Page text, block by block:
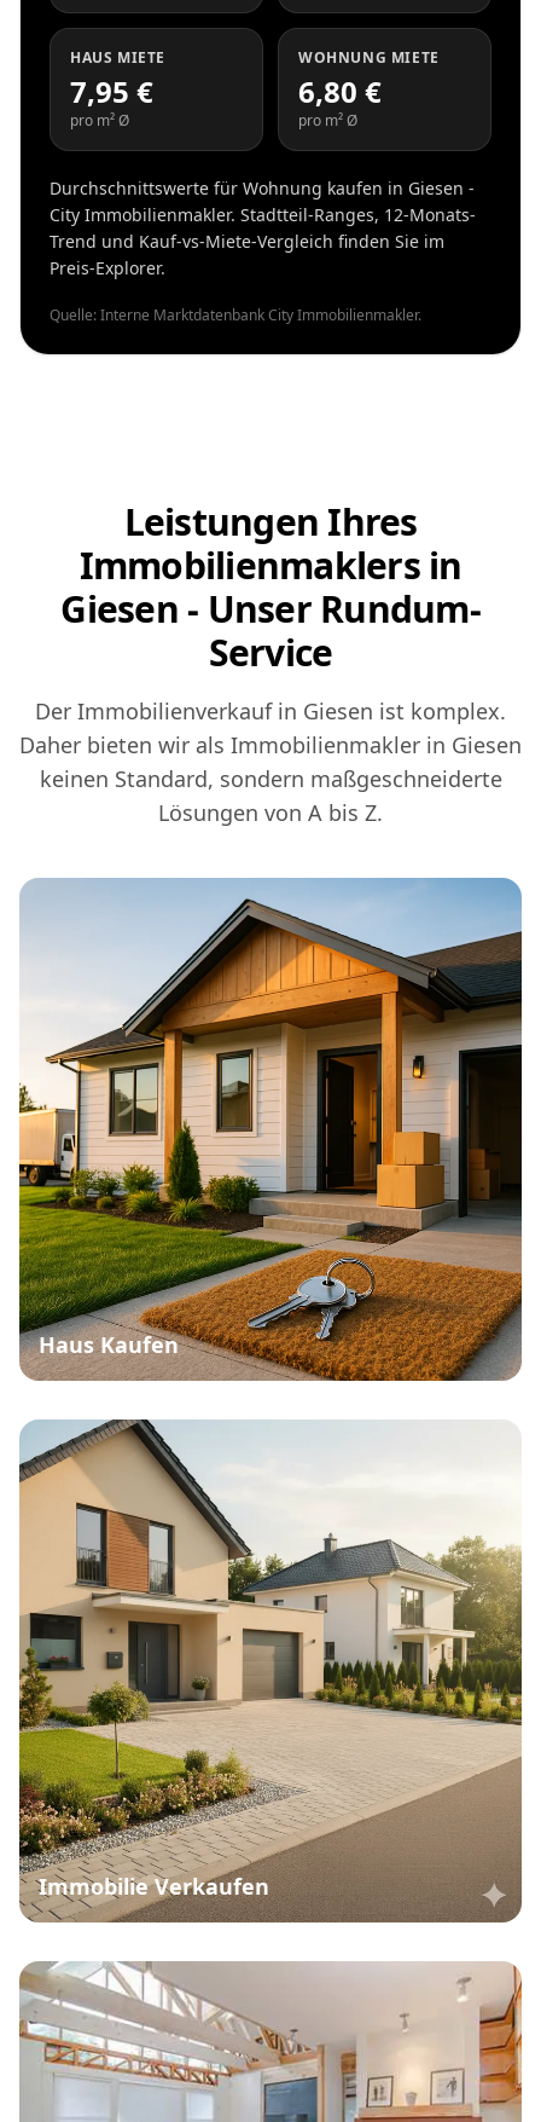
HAUS MIETE
7,95 €
pro m² Ø
WOHNUNG MIETE
6,80 €
pro m² Ø
Durchschnittswerte für Wohnung kaufen in Giesen -
City Immobilienmakler. Stadtteil-Ranges, 12-Monats-
Trend und Kauf-vs-Miete-Vergleich finden Sie im
Preis-Explorer.
Quelle: Interne Marktdatenbank City Immobilienmakler.
Leistungen Ihres
Immobilienmaklers in
Giesen - Unser Rundum-
Service
Der Immobilienverkauf in Giesen ist komplex.
Daher bieten wir als Immobilienmakler in Giesen
keinen Standard, sondern maßgeschneiderte
Lösungen von A bis Z.
Haus Kaufen
Immobilie Verkaufen